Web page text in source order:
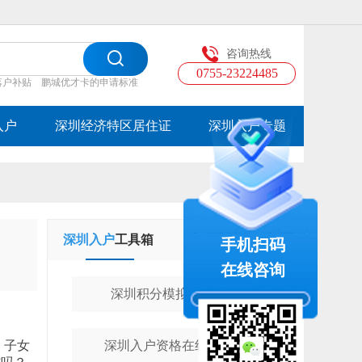
户补贴 鹏城优才卡的申请标准
咨询热线
0755-23224485
户 深圳经济特区居住证 深圳入户专题
子女
深圳入户工具箱 学历提升工具箱
深圳积分模拟计算器
深圳入户资格在线测评
手机扫码
在线咨询